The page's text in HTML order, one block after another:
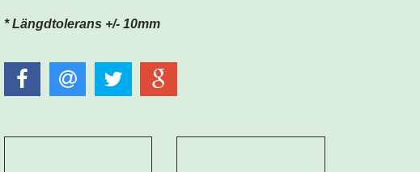
* Längdtolerans +/- 10mm